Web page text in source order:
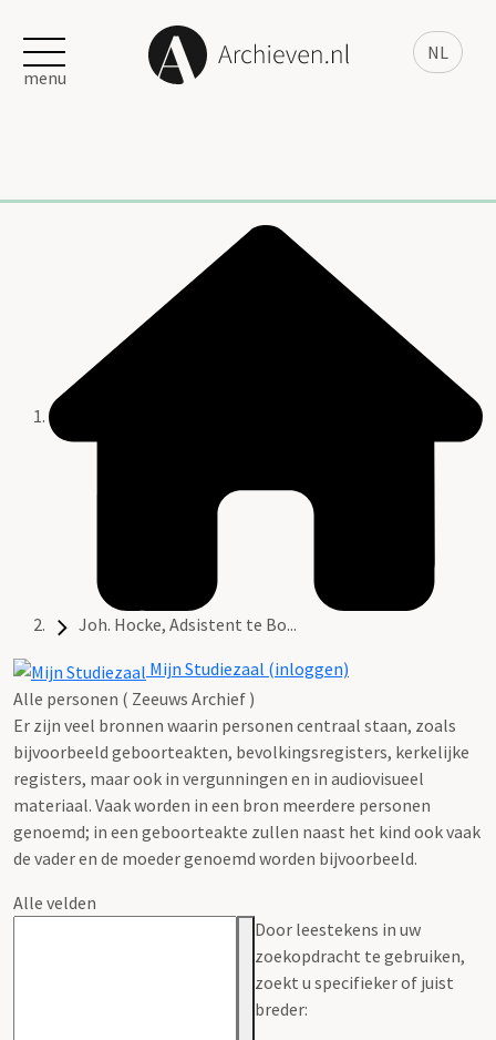
NL
menu
Joh. Hocke, Adsistent te Bo...
Mijn Studiezaal (inloggen)
Alle personen ( Zeeuws Archief )
Er zijn veel bronnen waarin personen centraal staan, zoals
bijvoorbeeld geboorteakten, bevolkingsregisters, kerkelijke
registers, maar ook in vergunningen en in audiovisueel
materiaal. Vaak worden in een bron meerdere personen
genoemd; in een geboorteakte zullen naast het kind ook vaak
de vader en de moeder genoemd worden bijvoorbeeld.
Alle velden
Door leestekens in uw
zoekopdracht te gebruiken,
zoekt u specifieker of juist
breder: